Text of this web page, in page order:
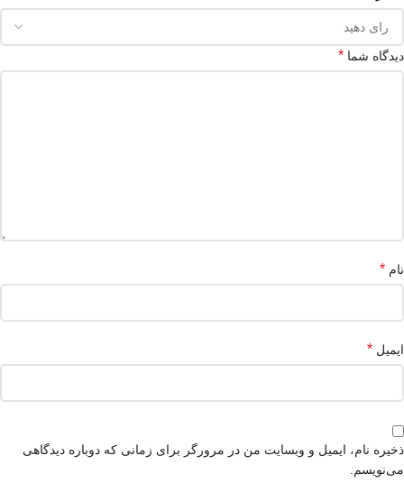
دیدگاه شما *
نام *
ایمیل *
ذخیره نام، ایمیل و وبسایت من در مرورگر برای زمانی که دوباره دیدگاهی
می‌نویسم.